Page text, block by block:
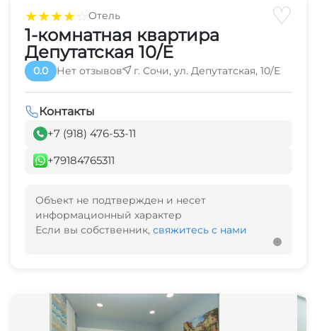
★★★★☆Отель ♡
1-комнатная квартира
Депутатская 10/Е
0.0 Нет отзывов г. Сочи, ул. Депутатская, 10/Е
Контакты
+7 (918) 476-53-11
+79184765311
Объект не подтвержден и несет
информационный характер
Если вы собственник, свяжитесь с нами